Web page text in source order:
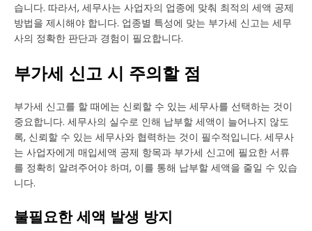
습니다. 따라서, 세무사는 사업자의 업종에 맞춰 최적의 세액 공제
방법을 제시해야 합니다. 업종별 특성에 맞는 부가세 신고는 세무
사의 정확한 판단과 경험이 필요합니다.
부가세 신고 시 주의할 점
부가세 신고를 할 때에는 신뢰할 수 있는 세무사를 선택하는 것이
중요합니다. 세무사의 실수로 인해 납부할 세액이 늘어나지 않도
록, 신뢰할 수 있는 세무사와 협력하는 것이 필수적입니다. 세무사
는 사업자에게 매입세액 공제 항목과 부가세 신고에 필요한 서류
를 정확히 알려주어야 하며, 이를 통해 납부할 세액을 줄일 수 있습
니다.
불필요한 세액 발생 방지